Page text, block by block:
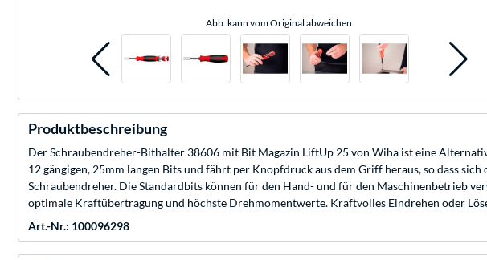
Abb. kann vom Original abweichen.
Produktbeschreibung
Der Schraubendreher-Bithalter 38606 mit Bit Magazin LiftUp 25 von Wiha ist eine
12 gängigen, 25mm langen Bits und fährt per Knopfdruck aus dem Griff heraus, so dass
Schraubendreher. Die Standardbits können für den Hand- und für den Maschinenbetrieb
optimale Kraftübertragung und höchste Drehmomentwerte. Kraftvolles Eindrehen oder
Art.-Nr.: 100096298